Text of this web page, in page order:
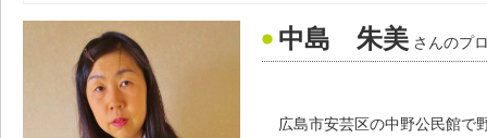
中島 朱美 さんのプ
広島市安芸区の中野公民館で